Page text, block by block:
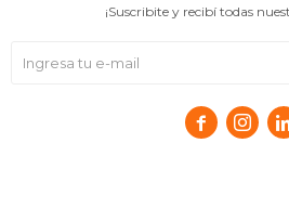
¡Suscribite y recibí todas
 